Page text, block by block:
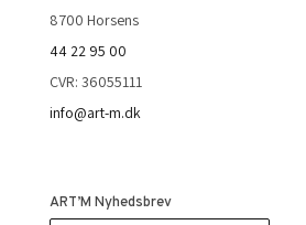
8700 Horsens
44 22 95 00
CVR: 36055111
info@art-m.dk
ART’M Nyhedsbrev